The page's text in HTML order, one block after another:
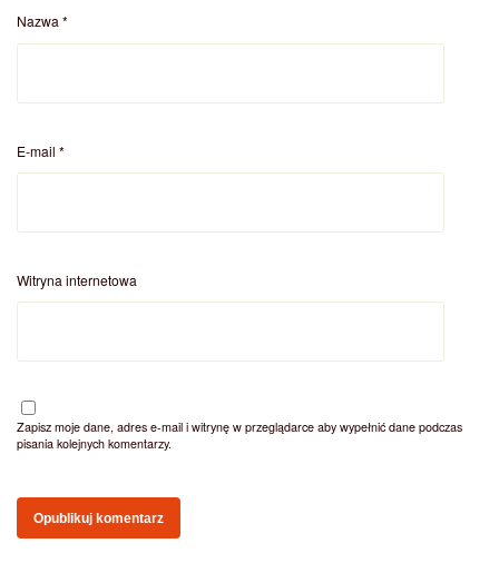
Nazwa *
E-mail *
Witryna internetowa
Zapisz moje dane, adres e-mail i witrynę w przeglądarce aby wypełnić dane podczas
pisania kolejnych komentarzy.